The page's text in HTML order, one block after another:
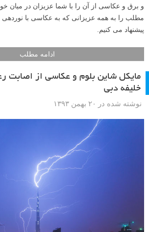
و برق و عکاسی از آن را با شما عزیزان در میان
مطلب را به همه عزیزانی که به عکاسی با نوردهی
پیشنهاد می کنیم.
ادامه مطلب
مایکل شاین بلوم و عکاسی از اصابت
خلیفه دبی
نوشته شده در ۲۰ بهمن ۱۳۹۳